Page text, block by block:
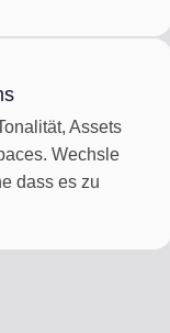
Assets
Wechsle
dass es zu